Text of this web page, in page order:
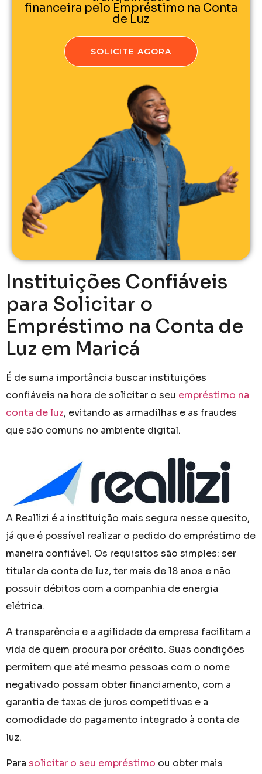
financeira pelo Empréstimo na Conta
de Luz
SOLICITE AGORA
Instituições Confiáveis
para Solicitar o
Empréstimo na Conta de
Luz em Maricá
É de suma importância buscar instituições
confiáveis na hora de solicitar o seu empréstimo na
conta de luz, evitando as armadilhas e as fraudes
que são comuns no ambiente digital.
A Reallizi é a instituição mais segura nesse quesito,
já que é possível realizar o pedido do empréstimo de
maneira confiável. Os requisitos são simples: ser
titular da conta de luz, ter mais de 18 anos e não
possuir débitos com a companhia de energia
elétrica.
A transparência e a agilidade da empresa facilitam a
vida de quem procura por crédito. Suas condições
permitem que até mesmo pessoas com o nome
negativado possam obter financiamento, com a
garantia de taxas de juros competitivas e a
comodidade do pagamento integrado à conta de
luz.
Para solicitar o seu empréstimo ou obter mais